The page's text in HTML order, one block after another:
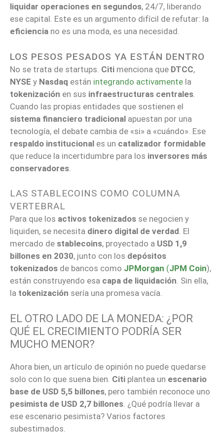
liquidar operaciones en segundos, 24/7, liberando
ese capital. Este es un argumento difícil de refutar: la
eficiencia no es una moda, es una necesidad.
LOS PESOS PESADOS YA ESTÁN DENTRO
No se trata de startups. Citi menciona que DTCC,
NYSE y Nasdaq están integrando activamente la
tokenización en sus infraestructuras centrales
Cuando las propias entidades que sostienen el
sistema financiero tradicional apuestan por una
tecnología, el debate cambia de «si» a «cuándo». Ese
respaldo institucional es un catalizador formidable
que reduce la incertidumbre para los inversores más
conservadores
LAS STABLECOINS COMO COLUMNA
VERTEBRAL
Para que los activos tokenizados se negocien y
liquiden, se necesita dinero digital de verdad. El
mercado de stablecoins, proyectado a USD 1,9
billones en 2030, junto con los depósitos
tokenizados de bancos como JPMorgan (JPM Coin),
están construyendo esa capa de liquidación. Sin ella,
la tokenización sería una promesa vacía.
EL OTRO LADO DE LA MONEDA: ¿POR
QUÉ EL CRECIMIENTO PODRÍA SER
MUCHO MENOR?
Ahora bien, un artículo de opinión no puede quedarse
solo con lo que suena bien. Citi plantea un escenario
base de USD 5,5 billones, pero también reconoce uno
pesimista de USD 2,7 billones . ¿Qué podría llevar a
ese escenario pesimista? Varios factores
subestimados.